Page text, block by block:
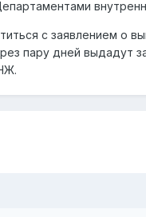
с заявлением о
пару дней выдадут